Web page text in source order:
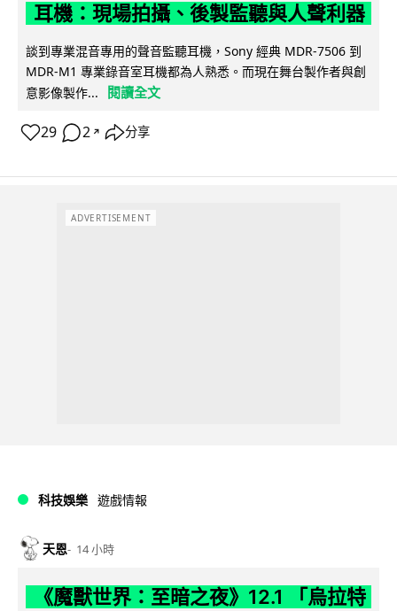
耳機：現場拍攝、後製監聽與人聲利器
談到專業混音專用的聲音監聽耳機，Sony 經典 MDR-7506 到
MDR-M1 專業錄音室耳機都為人熟悉。而現在舞台製作者與創
意影像製作...
閱讀全文
29 2 ↗ 分享
ADVERTISEMENT
科技娛樂 遊戲情報
天恩 14 小時
《魔獸世界：至暗之夜》12.1 「烏拉特